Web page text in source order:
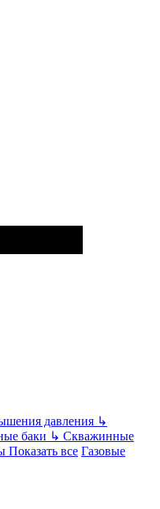
давления ↳
баки ↳ Скважинные
Показать все Газовые